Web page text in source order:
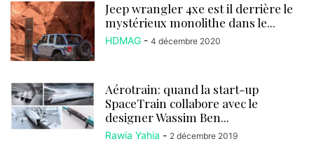
Jeep wrangler 4xe est il derrière le
mystérieux monolithe dans le...
HDMAG - 4 décembre 2020
Aérotrain: quand la start-up
SpaceTrain collabore avec le
designer Wassim Ben...
Rawia Yahia - 2 décembre 2019